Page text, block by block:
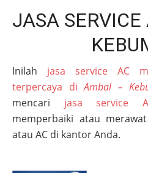
JASA
Inilah jasa service AC
terpercaya diAmbal –
mencari jasa service
memperbaiki atau
atau AC di kantor Anda.